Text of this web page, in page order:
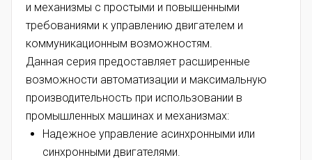
и механизмы с простыми и повышенными
требованиями к управлению двигателем и
коммуникационным возможностям.
Данная серия предоставляет расширенные
возможности автоматизации и максимальную
производительность при использовании в
промышленных машинах и механизмах:
Надежное управление асинхронными или
синхронными двигателями.